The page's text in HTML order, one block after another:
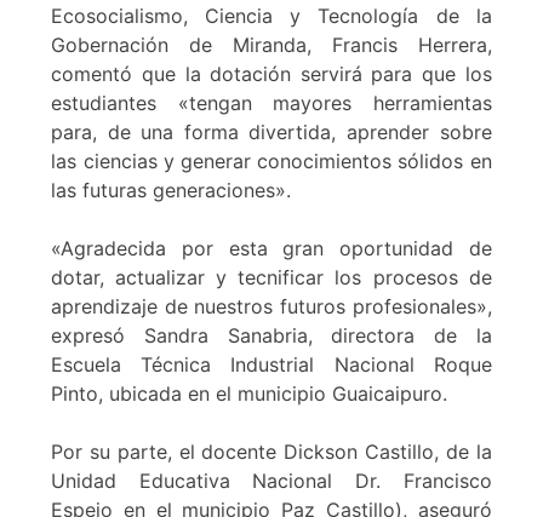
Ecosocialismo, Ciencia y Tecnología de la
Gobernación de Miranda, Francis Herrera,
comentó que la dotación servirá para que los
estudiantes «tengan mayores herramientas
para, de una forma divertida, aprender sobre
las ciencias y generar conocimientos sólidos en
las futuras generaciones».
«Agradecida por esta gran oportunidad de
dotar, actualizar y tecnificar los procesos de
aprendizaje de nuestros futuros profesionales»,
expresó Sandra Sanabria, directora de la
Escuela Técnica Industrial Nacional Roque
Pinto, ubicada en el municipio Guaicaipuro.
Por su parte, el docente Dickson Castillo, de la
Unidad Educativa Nacional Dr. Francisco
Espejo en el municipio Paz Castillo), aseguró